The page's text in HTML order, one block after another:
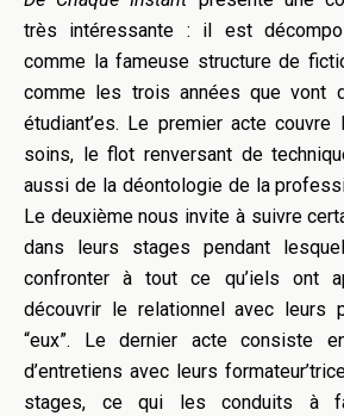
très intéressante : il est
comme la fameuse structure de
comme les trois années que vont
étudiant’es. Le premier acte couvre
soins, le flot renversant de
aussi de la déontologie de la
Le deuxième nous invite à suivre
dans leurs stages pendant
confronter à tout ce qu’iels ont
découvrir le relationnel avec leurs
“eux”. Le dernier acte consiste
d’entretiens avec leurs
stages, ce qui les conduits à